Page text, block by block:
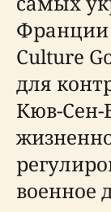
Франции
Culture
для
Кюв-
военное